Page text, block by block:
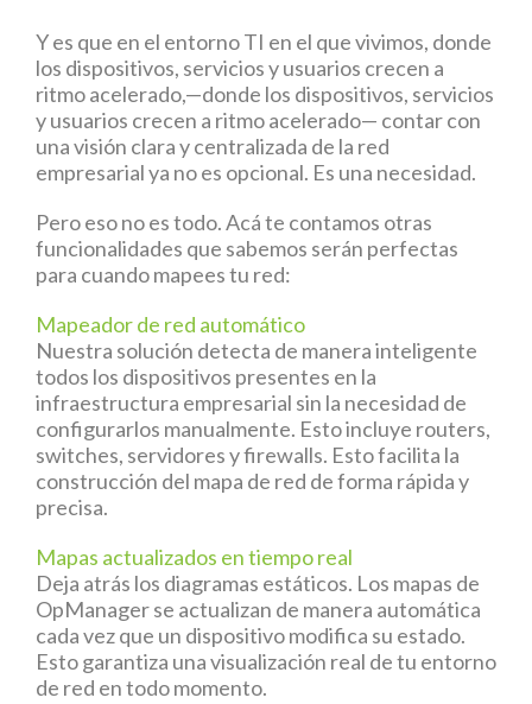
Y es que en el entorno TI en el que vivimos, donde
los dispositivos, servicios y usuarios crecen a
ritmo acelerado,—donde los dispositivos, servicios
y usuarios crecen a ritmo acelerado— contar con
una visión clara y centralizada de la red
empresarial ya no es opcional. Es una necesidad.
Pero eso no es todo. Acá te contamos otras
funcionalidades que sabemos serán perfectas
para cuando mapees tu red:
Mapeador de red automático
Nuestra solución detecta de manera inteligente
todos los dispositivos presentes en la
infraestructura empresarial sin la necesidad de
configurarlos manualmente. Esto incluye routers,
switches, servidores y firewalls. Esto facilita la
construcción del mapa de red de forma rápida y
precisa.
Mapas actualizados en tiempo real
Deja atrás los diagramas estáticos. Los mapas de
OpManager se actualizan de manera automática
cada vez que un dispositivo modifica su estado.
Esto garantiza una visualización real de tu entorno
de red en todo momento.